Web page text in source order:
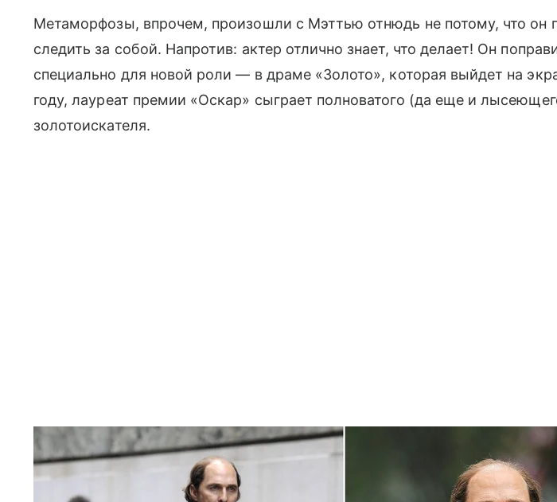
Метаморфозы, впрочем, произошли с Мэттью отнюдь не потому, что он
следить за собой. Напротив: актер отлично знает, что делает! Он
специально для новой роли — в драме «Золото», которая выйдет на
году, лауреат премии «Оскар» сыграет полноватого (да еще и
золотоискателя.